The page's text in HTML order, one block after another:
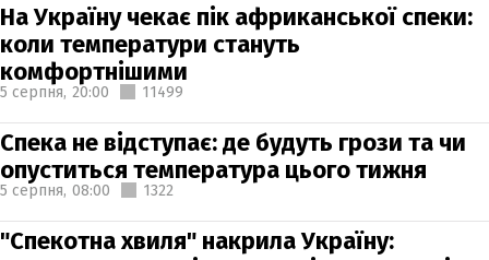
На Україну чекає пік африканської спеки:
коли температури стануть
комфортнішими
5 серпня, 20:00 11499
Спека не відступає: де будуть грози та чи
опуститься температура цього тижня
5 серпня, 08:00 1322
"Спекотна хвиля" накрила Україну: